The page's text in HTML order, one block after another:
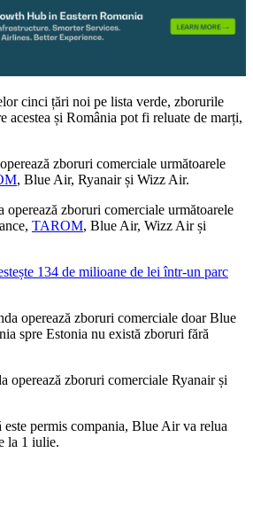
cinci țări noi pe lista verde, zborurile
acestea și România pot fi reluate de marți,
zboruri comerciale următoarele
, Blue Air, Ryanair și Wizz Air.
operează zboruri comerciale următoarele
TAROM, Blue Air, Wizz Air și
134 de milioane de lei într-un parc
operează zboruri comerciale doar Blue
spre Estonia nu există zboruri fără
operează zboruri comerciale Ryanair și
este permis compania, Blue Air va relua
la 1 iulie.